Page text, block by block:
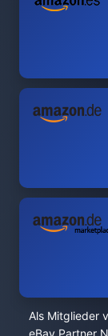
Als Mitglieder
eBay Partner